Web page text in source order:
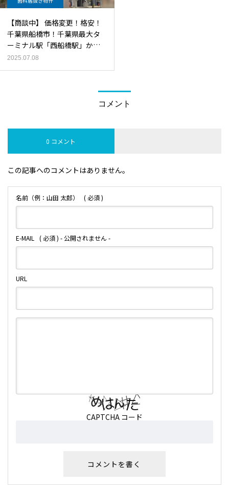
【商談中】 価格変更！格安！
千葉県船橋市！千葉県最大タ
ーミナル駅「西船橋駅」から
徒歩２分！交差点角地路面ビ
ル１階・コンビニ横の好立
2025.07.08
コメント
0 コメント
名前（例：山田 太郎） ( 必須 )
E-MAIL
URL
CAPTCHA コード